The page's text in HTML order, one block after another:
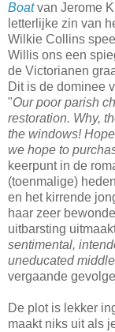
Boatvan Jerome
letterlijke zin van
Wilkie Collins
Willis ons een
de Victorianen
Dit is de dominee
"Our poor parish
restoration. Why,
the windows!
we hope to
keerpunt in de
(toenmalige)
en het kirrende
haar zeer
uitbarsting
sentimental,
uneducated
vergaande
De plot is lekker
maakt niks uit als